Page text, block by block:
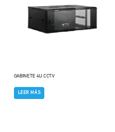
GABINETE 4U CCTV
LEER MÁS